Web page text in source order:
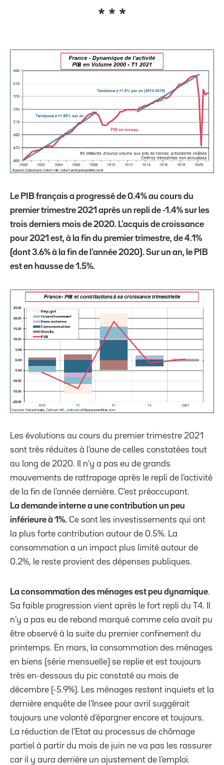
* * *
Le PIB français a progressé de 0.4% au cours du
premier trimestre 2021 après un repli de -1.4% sur les
trois derniers mois de 2020. L’acquis de croissance
pour 2021 est, à la fin du premier trimestre, de 4.1%
(dont 3.6% à la fin de l’année 2020). Sur un an, le PIB
est en hausse de 1.5%.
Les évolutions au cours du premier trimestre 2021
sont très réduites à l’aune de celles constatées tout
au long de 2020. Il n’y a pas eu de grands
mouvements de rattrapage après le repli de l’activité
de la fin de l’année dernière. C’est préoccupant.
La demande interne a une contribution un peu
inférieure à 1%. Ce sont les investissements qui ont
la plus forte contribution autour de 0.5%. La
consommation a un impact plus limité autour de
0.2%, le reste provient des dépenses publiques.
La consommation des ménages est peu dynamique.
Sa faible progression vient après le fort repli du T4. Il
n’y a pas eu de rebond marqué comme cela avait pu
être observé à la suite du premier confinement du
printemps. En mars, la consommation des ménages
en biens (série mensuelle) se replie et est toujours
très en-dessous du pic constaté au mois de
décembre (-5.9%). Les ménages restent inquiets et la
dernière enquête de l’Insee pour avril suggérait
toujours une volonté d’épargner encore et toujours.
La réduction de l’Etat au processus de chômage
partiel à partir du mois de juin ne va pas les rassurer
car il y aura derrière un ajustement de l’emploi.